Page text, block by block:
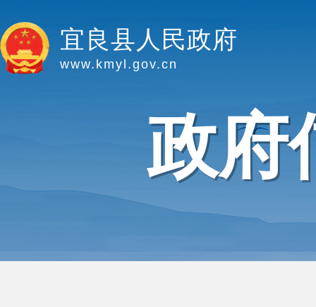
宜良县人民政府
www.kmyl.gov.cn
政府